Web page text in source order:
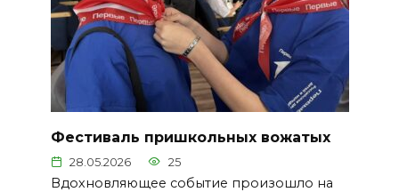
Фестиваль пришкольных вожатых
28.05.2026 25
Вдохновляющее событие произошло на